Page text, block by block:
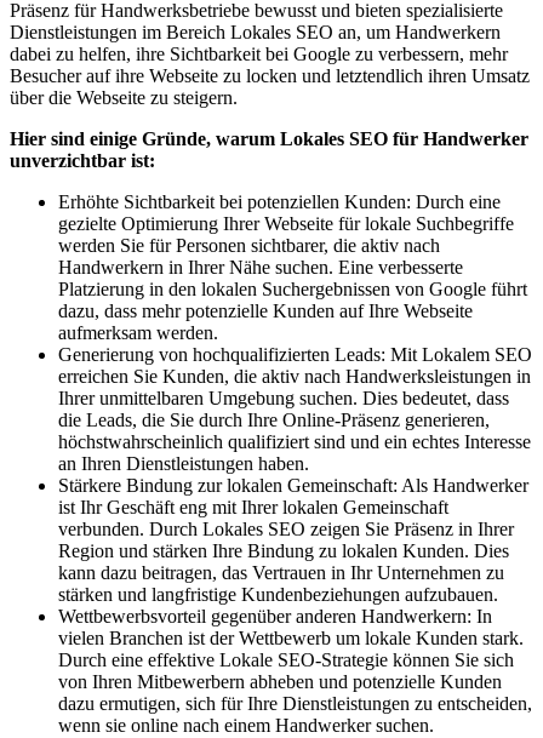
Präsenz für Handwerksbetriebe bewusst und bieten spezialisierte
Dienstleistungen im Bereich Lokales SEO an, um Handwerkern
dabei zu helfen, ihre Sichtbarkeit bei Google zu verbessern, mehr
Besucher auf ihre Webseite zu locken und letztendlich ihren Umsatz
über die Webseite zu steigern.
Hier sind einige Gründe, warum Lokales SEO für Handwerker
unverzichtbar ist:
Erhöhte Sichtbarkeit bei potenziellen Kunden: Durch eine
gezielte Optimierung Ihrer Webseite für lokale Suchbegriffe
werden Sie für Personen sichtbarer, die aktiv nach
Handwerkern in Ihrer Nähe suchen. Eine verbesserte
Platzierung in den lokalen Suchergebnissen von Google führt
dazu, dass mehr potenzielle Kunden auf Ihre Webseite
aufmerksam werden.
Generierung von hochqualifizierten Leads: Mit Lokalem SEO
erreichen Sie Kunden, die aktiv nach Handwerksleistungen in
Ihrer unmittelbaren Umgebung suchen. Dies bedeutet, dass
die Leads, die Sie durch Ihre Online-Präsenz generieren,
höchstwahrscheinlich qualifiziert sind und ein echtes Interesse
an Ihren Dienstleistungen haben.
Stärkere Bindung zur lokalen Gemeinschaft: Als Handwerker
ist Ihr Geschäft eng mit Ihrer lokalen Gemeinschaft
verbunden. Durch Lokales SEO zeigen Sie Präsenz in Ihrer
Region und stärken Ihre Bindung zu lokalen Kunden. Dies
kann dazu beitragen, das Vertrauen in Ihr Unternehmen zu
stärken und langfristige Kundenbeziehungen aufzubauen.
Wettbewerbsvorteil gegenüber anderen Handwerkern: In
vielen Branchen ist der Wettbewerb um lokale Kunden stark.
Durch eine effektive Lokale SEO-Strategie können Sie sich
von Ihren Mitbewerbern abheben und potenzielle Kunden
dazu ermutigen, sich für Ihre Dienstleistungen zu entscheiden,
wenn sie online nach einem Handwerker suchen.